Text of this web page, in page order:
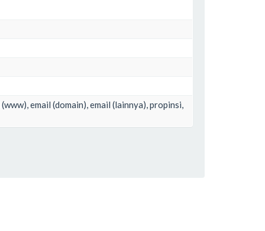
email (domain), email (lainnya), propinsi,